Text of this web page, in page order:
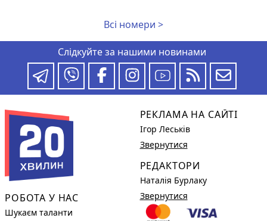
Всі номери >
Слідкуйте за нашими новинами
РОБОТА У НАС
Шукаєм таланти
РЕКЛАМА НА САЙТІ
Ігор Леськів
Звернутися
РЕДАКТОРИ
Наталія Бурлаку
Звернутися